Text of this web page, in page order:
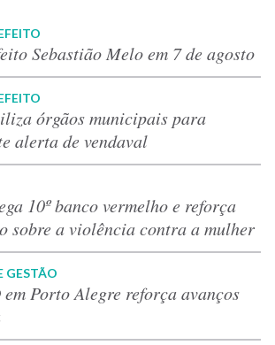
Sebastião Melo em 7 de agosto
órgãos municipais para
alerta de vendaval
10º banco vermelho e reforça
sobre a violência contra a mulher
GESTÃO
Porto Alegre reforça avanços